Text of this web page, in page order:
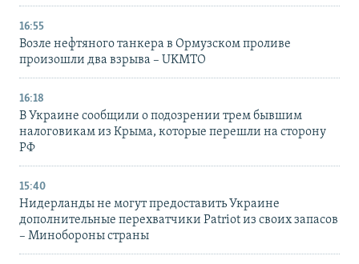
16:55
Возле нефтяного танкера в Ормузском проливе
произошли два взрыва – UKMTO
16:18
В Украине сообщили о подозрении трем бывшим
налоговикам из Крыма, которые перешли на сторону
РФ
15:40
Нидерланды не могут предоставить Украине
дополнительные перехватчики Patriot из своих запасов
– Минобороны страны